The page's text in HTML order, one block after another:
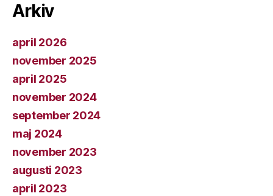
Arkiv
april 2026
november 2025
april 2025
november 2024
september 2024
maj 2024
november 2023
augusti 2023
april 2023